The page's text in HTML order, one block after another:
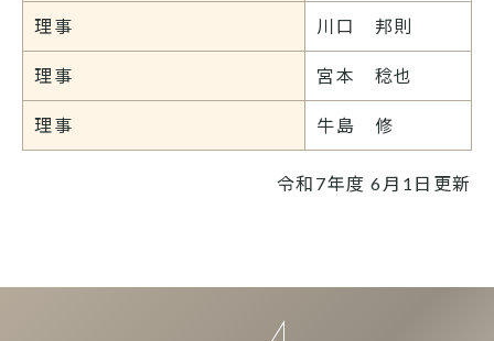
理事 川口 邦則
理事 宮本 稔也
理事 牛島 修
令和7年度 6月1日更新